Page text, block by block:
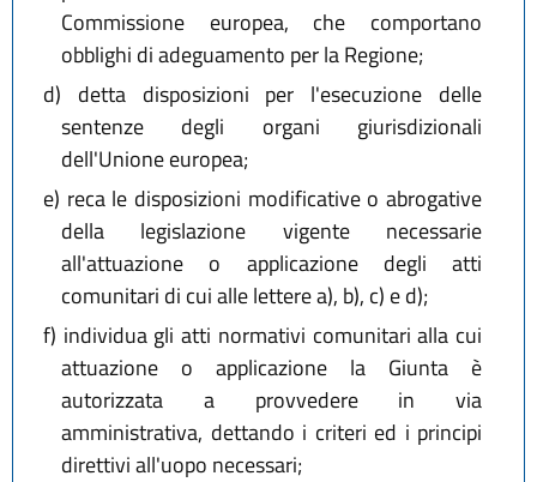
Commissione europea, che comportano
obblighi di adeguamento per la Regione;
d) detta disposizioni per l'esecuzione delle
sentenze degli organi giurisdizionali
dell'Unione europea;
e) reca le disposizioni modificative o abrogative
della legislazione vigente necessarie
all'attuazione o applicazione degli atti
comunitari di cui alle lettere a), b), c) e d);
f) individua gli atti normativi comunitari alla cui
attuazione o applicazione la Giunta è
autorizzata a provvedere in via
amministrativa, dettando i criteri ed i principi
direttivi all'uopo necessari;